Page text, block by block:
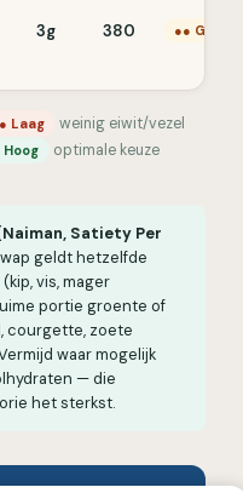
3g 380 ●● Gemid.
● Laag weinig eiwit/vezel
Hoog
optimale keuze
Satiety Per
geldt hetzelfde
vis, mager
portie groente of
courgette, zoete
waar mogelijk
— die
het sterkst.